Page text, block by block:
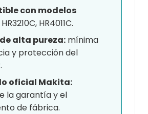
con modelos
HR3210C, HR4011C.
alta pureza: mínima
y protección del
oficial Makita:
la garantía y el
de fábrica.